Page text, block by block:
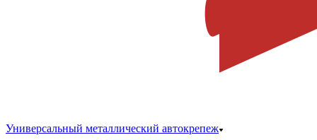
Универсальный металлический автокрепеж